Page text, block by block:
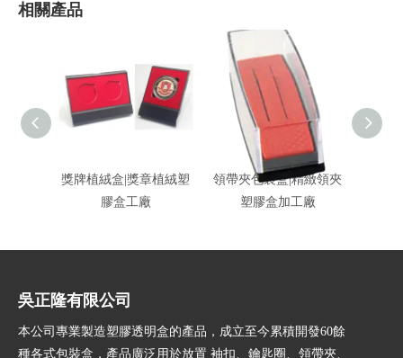
相關產品
獎牌植絨盒|獎章植絨塑
膠盒工廠
領帶夾包裝盒|精緻領夾
塑膠盒加工廠
吳正隆有限公司
本公司專業製造塑膠透明盒的產品，成立至今累積開發60餘
種各式包裝盒，產品廣泛用於放置 袖扣、鑰匙圈、領帶夾、